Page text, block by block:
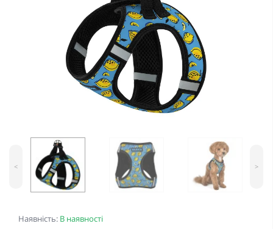
Наявність: В наявності
< >